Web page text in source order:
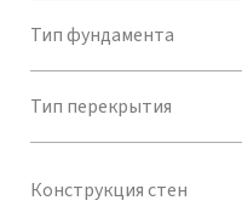
Тип фундамента
Тип перекрытия
Конструкция стен